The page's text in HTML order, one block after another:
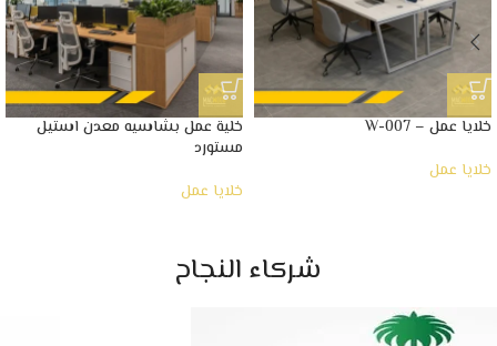
خلايا عمل – W-007
خلايا عمل
خلية عمل بشاسيه معدن استيل
مستورد
خلايا عمل
شركاء النجاح